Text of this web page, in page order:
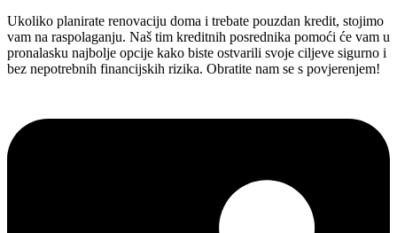
Ukoliko planirate renovaciju doma i trebate pouzdan kredit, stojimo
vam na raspolaganju. Naš tim kreditnih posrednika pomoći će vam u
pronalasku najbolje opcije kako biste ostvarili svoje ciljeve sigurno i
bez nepotrebnih financijskih rizika. Obratite nam se s povjerenjem!